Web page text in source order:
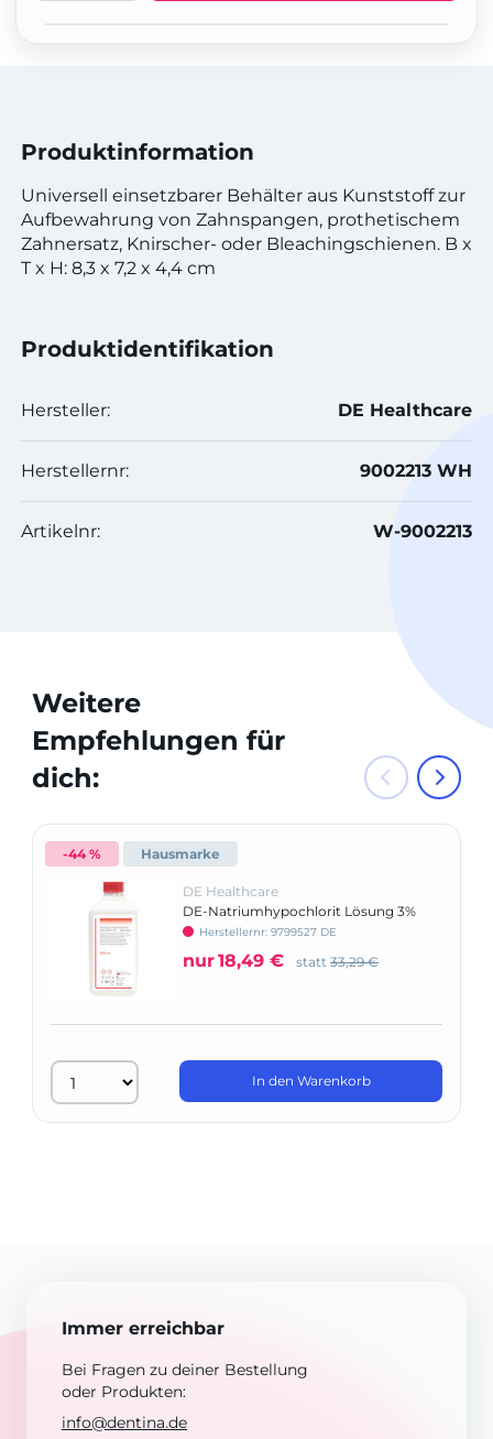
Produktinformation
Universell einsetzbarer Behälter aus Kunststoff zur
Aufbewahrung von Zahnspangen, prothetischem
Zahnersatz, Knirscher- oder Bleachingschienen. B x
T x H: 8,3 x 7,2 x 4,4 cm
Produktidentifikation
Hersteller: DE Healthcare
Herstellernr: 9002213 WH
Artikelnr: W-9002213
Weitere
Empfehlungen für
dich:
-44 % Hausmarke
DE Healthcare
DE-Natriumhypochlorit Lösung 3%
Herstellernr: 9799527 DE
nur18,49 € statt 33,29 €
In den Warenkorb
Immer erreichbar
Bei Fragen zu deiner Bestellung
oder Produkten:
info@dentina.de